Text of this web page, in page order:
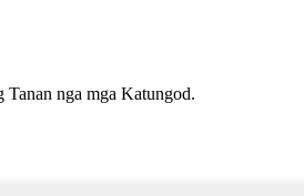
nga mga Katungod.